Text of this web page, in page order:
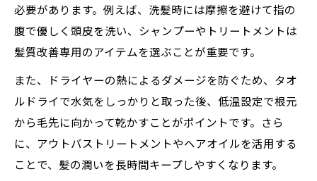
必要があります。例えば、洗髪時には摩擦を避けて指の
腹で優しく頭皮を洗い、シャンプーやトリートメントは
髪質改善専用のアイテムを選ぶことが重要です。
また、ドライヤーの熱によるダメージを防ぐため、タオ
ルドライで水気をしっかりと取った後、低温設定で根元
から毛先に向かって乾かすことがポイントです。さら
に、アウトバストリートメントやヘアオイルを活用する
ことで、髪の潤いを長時間キープしやすくなります。